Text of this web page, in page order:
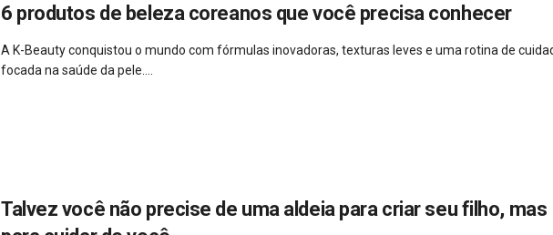
6 produtos de beleza coreanos que você precisa conhecer
A K-Beauty conquistou o mundo com fórmulas inovadoras, texturas leves e uma rotina de
focada na saúde da pele....
Talvez você não precise de uma aldeia para criar seu filho, mas